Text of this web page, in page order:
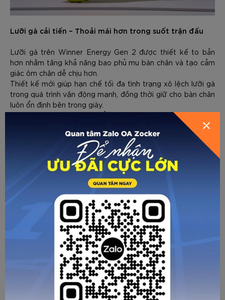
Lưỡi gà cải tiến – Thoải mái hơn trong suốt trận đấu
Lưỡi gà trên Winner Energy Gen 2 được thiết kế to bản
hơn nhằm tăng khả năng bao phủ mu bàn chân và tạo cảm
giác ôm chân dễ chịu hơn.
Thiết kế mới giúp hạn chế tối đa tình trạng xô lệch lưỡi gà
trong quá trình vận động mạnh, đồng thời giữ cho bàn chân
luôn ổn định bên trong giày.
Nhờ đó, người chơi có thể tập trung hoàn toàn vào trận
đấu, tự tin thực hiện các pha xử lý bóng, tăng tốc hay dứt
điểm liên tục mà không bị ảnh hưởng bởi cảm giác khó chịu
Đệm EVA êm ái – Bảo vệ bàn chân trong từng bước
Một trong những điểm nổi bật của Winner Energy Gen 2 là
lớp đệm EVA được tích hợp bên trong giày.
Đây là công nghệ thường xuất hiện trên các dòng sản phẩm
cao cấp nhờ khả năng hỗ trợ hấp thụ lực và giảm áp lực
phản hồi từ mặt sân lên bàn chân.
Khi thi đấu hoặc tập luyện trong thời gian dài, lớp đệm EVA
giúp tăng cảm giác êm ái, giảm mỏi chân và hỗ trợ bảo vệ
các khớp hiệu quả hơn. Người chơi có thể duy trì sự thoải
mái trong suốt trận đấu, từ đó tự tin thi đấu với cường độ
HƯỚNG DẪN CHỌN SIZE
GỬI THÔNG TIN ĐỂ ZOCKER TƯ